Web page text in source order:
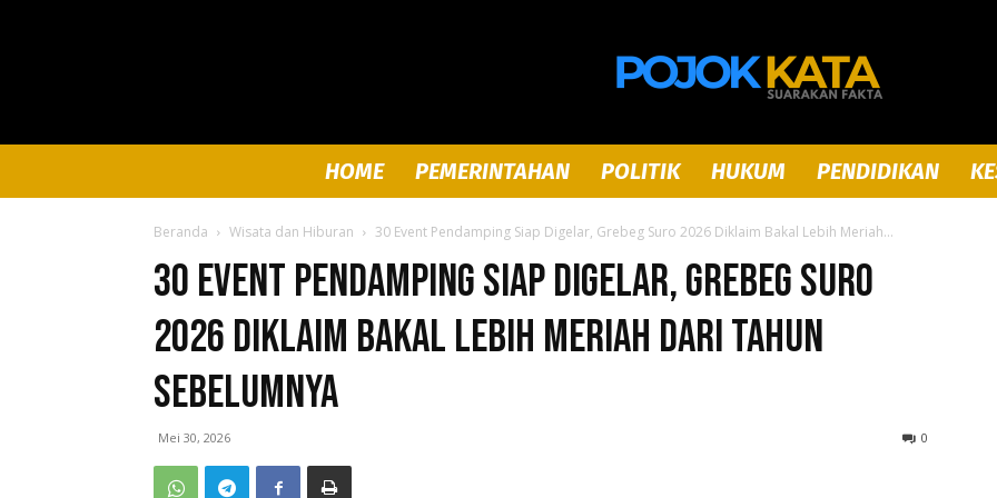
Pojok
Kata
HOME PEMERINTAHAN POLITIK HUKUM PENDIDIKAN
Beranda Wisata dan Hiburan 30 Event Pendamping Siap Digelar, Grebeg Suro 2026 Diklaim Bakal Lebih Meriah...
30 Event Pendamping Siap Digelar, Grebeg Suro
2026 Diklaim Bakal Lebih Meriah dari Tahun
Sebelumnya
Mei 30, 2026 0